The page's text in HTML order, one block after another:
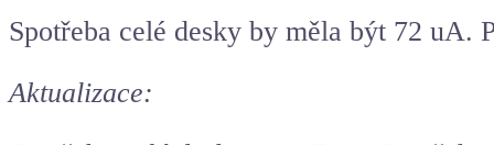
Spotřeba celé desky by měla být 72 uA.
Aktualizace: